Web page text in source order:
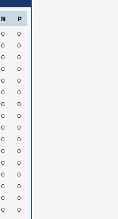
N P
0
0
0
0
0
0
0
0
0
0
0
0
0
0
0
0
0
0
0
0
0
0
0
0
0
0
0
0
0
0
0
0